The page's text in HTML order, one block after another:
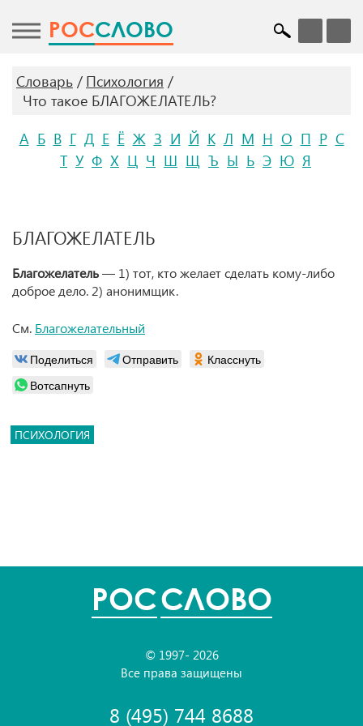
POCСЛОВО
Словарь
Психология
Что такое БЛАГОЖЕЛАТЕЛЬ?
А Б В Г Д Е Ё Ж З И Й К Л М Н О П Р С
Т У Ф Х Ц Ч Ш Щ Ъ Ы Ь Э Ю Я
БЛАГОЖЕЛАТЕЛЬ
Благожелатель— 1) тот, кто желает сделать кому-либо
доброе дело. 2) анонимщик.
См. Благожелательный
Поделиться Отправить
Класснуть
Вотсапнуть
ПСИХОЛОГИЯ
POCСЛОВО
© 1997- 2026
Все права защищены
8 (495) 744 8688